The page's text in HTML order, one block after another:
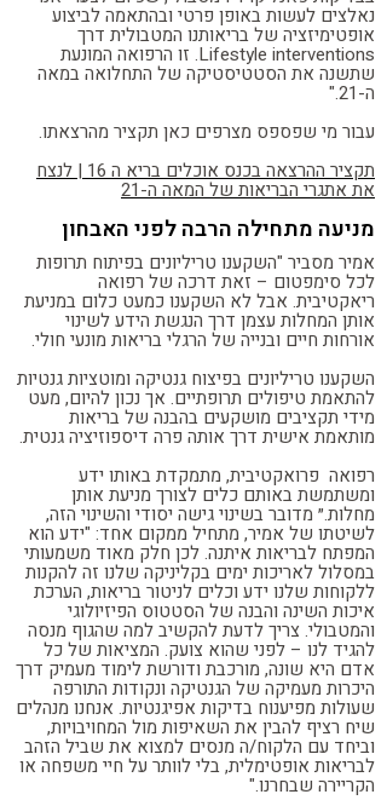
נאלצים לעשות באופן פרטי ובהתאמה לביצוע
אופטימיזציה של בריאותנו המטבולית דרך
Lifestyle interventions. זו הרפואה המונעת
שתשנה את הסטטיסטיקה של התחלואה במאה
ה-21."
עבור מי שפספס מצרפים כאן תקציר מהרצאתו.
תקציר ההרצאה בכנס אוכלים בריא ה 16 | לנצח
את אתגרי הבריאות של המאה ה-21
מניעה מתחילה הרבה לפני האבחון
אמיר מסביר "השקענו טריליונים בפיתוח תרופות
לכל סימפטום – זאת דרכה של רפואה
ריאקטיבית. אבל לא השקענו כמעט כלום במניעת
אותן המחלות עצמן דרך הנגשת הידע לשינוי
אורחות חיים ובנייה של הרגלי בריאות מונעי חולי.
השקענו טריליונים בפיצוח גנטיקה ומוטציות גנטיות
להתאמת טיפולים תרופתיים. אך נכון להיום, מעט
מידי תקציבים מושקעים בהבנה של בריאות
מותאמת אישית דרך אותה פרה דיספוזיציה גנטית.
רפואה פרואקטיבית, מתמקדת באותו ידע
ומשתמשת באותם כלים לצורך מניעת אותן
מחלות.״ מדובר בשינוי גישה יסודי והשינוי הזה,
לשיטתו של אמיר, מתחיל ממקום אחד: "ידע הוא
המפתח לבריאות איתנה. לכן חלק מאוד משמעותי
במסלול לאריכות ימים בקליניקה שלנו זה להקנות
ללקוחות שלנו ידע וכלים לניטור בריאות, הערכת
איכות השינה והבנה של הסטטוס הפיזיולוגי
והמטבולי. צריך לדעת להקשיב למה שהגוף מנסה
להגיד לנו – לפני שהוא צועק. המציאות של כל
אדם היא שונה, מורכבת ודורשת לימוד מעמיק דרך
היכרות מעמיקה של הגנטיקה ונקודות התורפה
שעולות מפיענוח בדיקות אפיגנטיות. אנחנו מנהלים
שיח רציף להבין את השאיפות מול המחויבויות,
וביחד עם הלקוח/ה מנסים למצוא את שביל הזהב
לבריאות אופטימלית, בלי לוותר על חיי משפחה או
הקריירה שבחרנו."